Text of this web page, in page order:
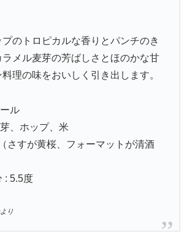
のトロピカルな香りとパンチのき
メル麦芽の芳ばしさとほのかな甘
理の味をおいしく引き出します。
ル
、ホップ、米
すが黄桜、フォーマットが清酒
: 5.5度
り